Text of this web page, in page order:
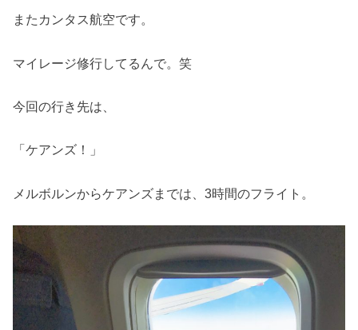
またカンタス航空です。
マイレージ修行してるんで。笑
今回の行き先は、
「ケアンズ！」
メルボルンからケアンズまでは、3時間のフライト。